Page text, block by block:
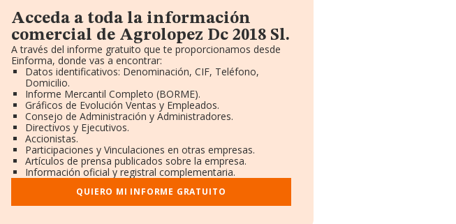
Acceda a toda la información
comercial de Agrolopez Dc 2018 Sl.
A través del informe gratuito que te proporcionamos desde
Einforma, donde vas a encontrar:
Datos identificativos: Denominación, CIF, Teléfono,
Domicilio.
Informe Mercantil Completo (BORME).
Gráficos de Evolución Ventas y Empleados.
Consejo de Administración y Administradores.
Directivos y Ejecutivos.
Accionistas.
Participaciones y Vinculaciones en otras empresas.
Artículos de prensa publicados sobre la empresa.
Información oficial y registral complementaria.
QUIERO MI INFORME GRATUITO